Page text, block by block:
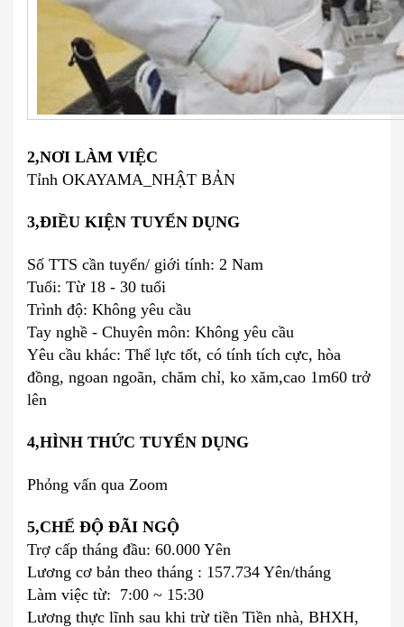
2,NƠI LÀM VIỆC
Tỉnh OKAYAMA_NHẬT BẢN
3,ĐIỀU KIỆN TUYỂN DỤNG
Số TTS cần tuyển/ giới tính: 2 Nam
Tuổi: Từ 18 - 30 tuổi
Trình độ: Không yêu cầu
Tay nghề - Chuyên môn: Không yêu cầu
Yêu cầu khác: Thể lực tốt, có tính tích cực, hòa
đồng, ngoan ngoãn, chăm chỉ, ko xăm,cao 1m60 trở
lên
4,HÌNH THỨC TUYỂN DỤNG
Phỏng vấn qua Zoom
5,CHẾ ĐỘ ĐÃI NGỘ
Trợ cấp tháng đầu: 60.000 Yên
Lương cơ bản theo tháng : 157.734 Yên/tháng
Làm việc từ: 7:00 ~ 15:30
Lương thực lĩnh sau khi trừ tiền Tiền nhà, BHXH,